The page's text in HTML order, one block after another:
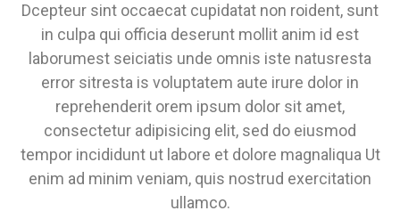
Dcepteur sint occaecat cupidatat non roident, sunt
in culpa qui officia deserunt mollit anim id est
laborumest seiciatis unde omnis iste natusresta
error sitresta is voluptatem aute irure dolor in
reprehenderit orem ipsum dolor sit amet,
consectetur adipisicing elit, sed do eiusmod
tempor incididunt ut labore et dolore magnaliqua Ut
enim ad minim veniam, quis nostrud exercitation
ullamco.